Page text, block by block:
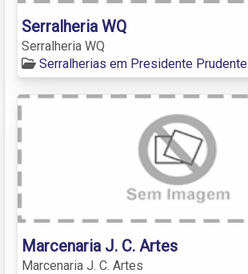
Serralheria WQ
Serralheria WQ
Serralherias em Presidente Prudente
Marcenaria J. C. Artes
Marcenaria J. C. Artes